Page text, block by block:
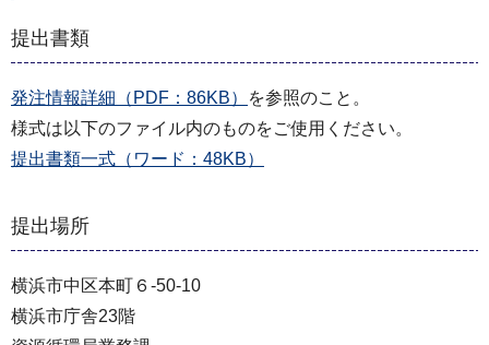
提出書類
発注情報詳細（PDF：86KB）
を参照のこと。
様式は以下のファイル内のものをご使用ください。
提出書類一式（ワード：48KB）
提出場所
横浜市中区本町６-50-10
横浜市庁舎23階